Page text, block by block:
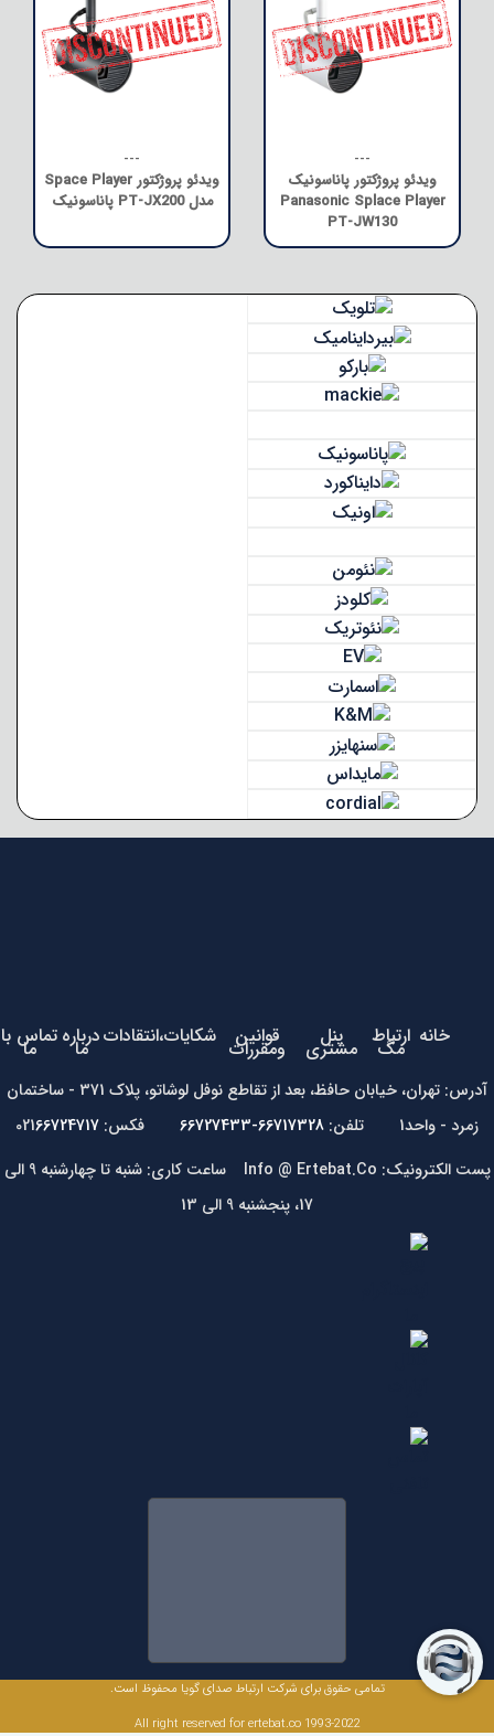
---
ویدئو پروژکتور پاناسونیک
Panasonic Splace Player
PT-JW130
---
ویدئو پروژکتور Space Player
مدل PT-JX200 پاناسونیک
خانه ارتباط
مگ پنل
مشتری قوانین
ومقررات شکایات،انتقاداتدرباره
ما تماس با
ما
آدرس: تهران، خیابان حافظ، بعد از تقاطع نوفل لوشاتو، پلاک 371 - ساختمان
زمرد - واحد1 تلفن:
66717328-66727433 فکس: 021 66724717
پست الکترونیک: Info @ Ertebat.Co ساعت کاری: شنبه تا چهارشنبه 9 الی
17، پنجشنبه 9 الی 13
تمامی حقوق برای شرکت ارتباط صدای گویا محفوظ است.
All right reserved for ertebat.co 1993-2022